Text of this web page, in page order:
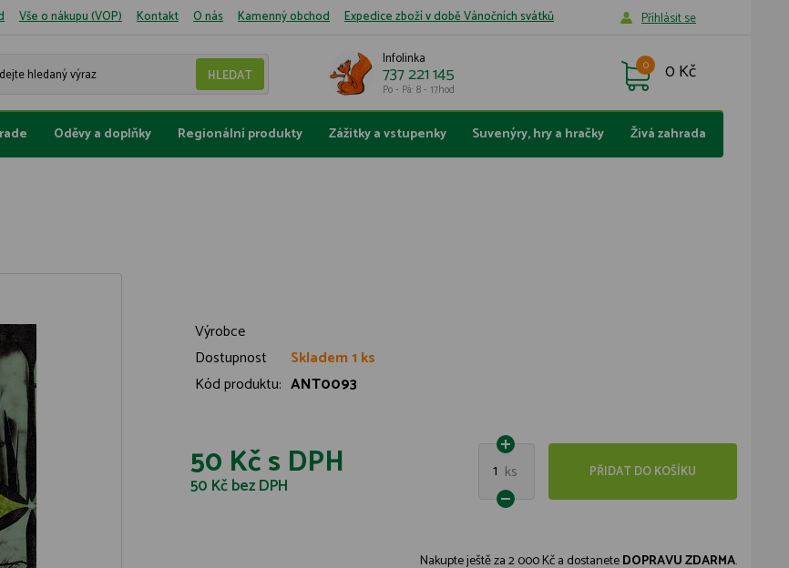
Vše o nákupu (VOP) Kontakt O nás Kamenný obchod Expedice zboží v době Vánočních svátků Příhlásit se
Infolinka
737 221 145
Po - Pá: 8 - 17hod
0 Kč
0
Oděvy a doplňky Regionální produkty Zážitky a vstupenky Suvenýry, hry a hračky Živá zahrada
Výrobce
Dostupnost
Skladem 1 ks
Kód produktu: ANT0093
50 Kčs DPH
50 Kčbez DPH
1 ks PŘIDAT DO KOŠÍKU
Nakupte ještě za2 000 Kča dostaneteDOPRAVU ZDARMA.